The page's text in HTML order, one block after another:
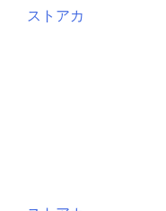
ストアカ